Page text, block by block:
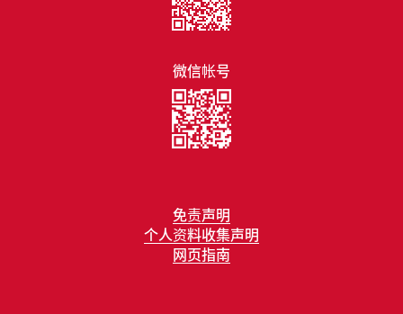
免责声明
个人资料收集声明
网页指南
微信帐号